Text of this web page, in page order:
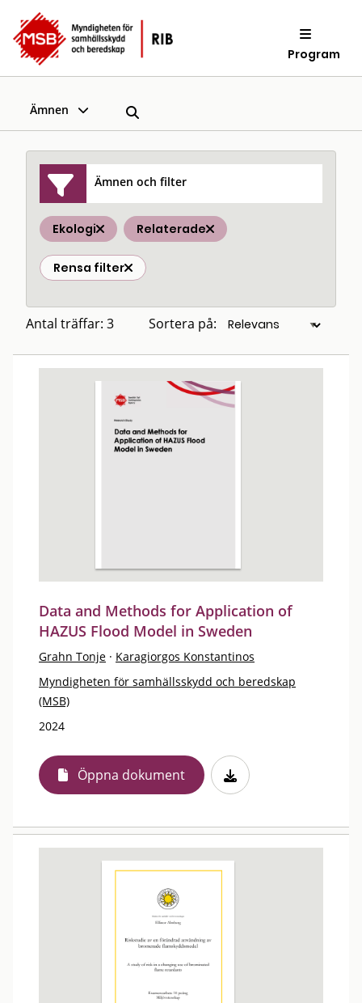
Program
Ämnen
Ämnen och filter
Ekologi Relaterade
Rensa filter
Antal träffar: 3 Sortera på:
Data and Methods for Application of
HAZUS Flood Model in Sweden
Grahn Tonje · Karagiorgos Konstantinos
Myndigheten för samhällsskydd och beredskap
(MSB)
2024
Öppna dokument